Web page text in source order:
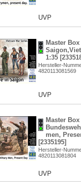
UVP
Master
1:35
Hersteller-
4820113081569
UVP
Master
men,
[2335195]
Hersteller-
4820113081804
UVP